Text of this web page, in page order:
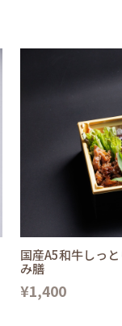
国産A5和牛しっ
み膳
¥1,400